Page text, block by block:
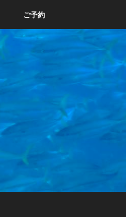
ご予約